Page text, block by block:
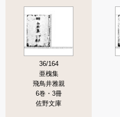
36/164
亜槐集
飛鳥井雅親
6巻・3冊
佐野文庫